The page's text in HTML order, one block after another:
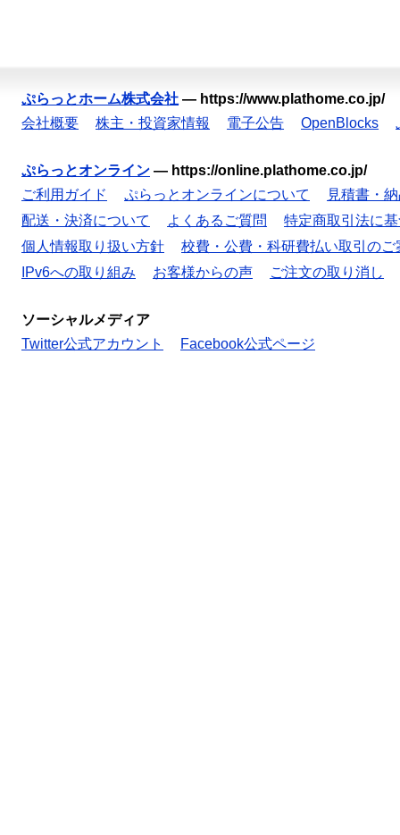
ぷらっとホーム株式会社 — https://www.plathome.co.jp/
会社概要
株主・投資家情報 電子公告 OpenBlocks
ぷらっとオンライン — https://online.plathome.co.jp/
ご利用ガイド
ぷらっとオンラインについて
見積書・
配送・決済について
よくあるご質問
特定商取引法に
個人情報取り扱い方針
校費・公費・科研費払い取引のご
IPv6への取り組み
お客様からの声 ご注文の取り消し
ソーシャルメディア
Twitter公式アカウント
Facebook公式ページ